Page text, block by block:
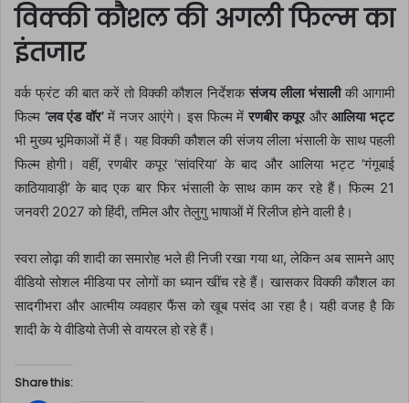
विक्की कौशल की अगली फिल्म का
इंतजार
वर्क फ्रंट की बात करें तो विक्की कौशल निर्देशक संजय लीला भंसालीकी आगामी
फिल्म ‘लव एंड वॉर’में नजर आएंगे। इस फिल्म में रणबीर कपूरऔरआलिया भट्ट
भी मुख्य भूमिकाओं में हैं। यह विक्की कौशल की संजय लीला भंसाली के साथ पहली
फिल्म होगी। वहीं, रणबीर कपूर ‘सांवरिया’ के बाद और आलिया भट्ट ‘गंगूबाई
काठियावाड़ी’ के बाद एक बार फिर भंसाली के साथ काम कर रहे हैं। फिल्म 21
जनवरी 2027 को हिंदी, तमिल और तेलुगु भाषाओं में रिलीज होने वाली है।
स्वरा लोढ़ा की शादी का समारोह भले ही निजी रखा गया था, लेकिन अब सामने आए
वीडियो सोशल मीडिया पर लोगों का ध्यान खींच रहे हैं। खासकर विक्की कौशल का
सादगीभरा और आत्मीय व्यवहार फैंस को खूब पसंद आ रहा है। यही वजह है कि
शादी के ये वीडियो तेजी से वायरल हो रहे हैं।
Share this: